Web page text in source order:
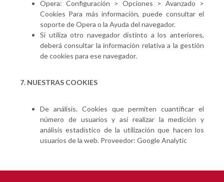
Opera: Configuración > Opciones > Avanzado >
Cookies Para más información, puede consultar el
soporte de Opera o la Ayuda del navegador.
Si utiliza otro navegador distinto a los anteriores,
deberá consultar la información relativa a la gestión
de cookies para ese navegador.
7. NUESTRAS COOKIES
De análisis. Cookies que permiten cuantificar el
número de usuarios y así realizar la medición y
análisis estadístico de la utilización que hacen los
usuarios de la web. Proveedor: Google Analytic